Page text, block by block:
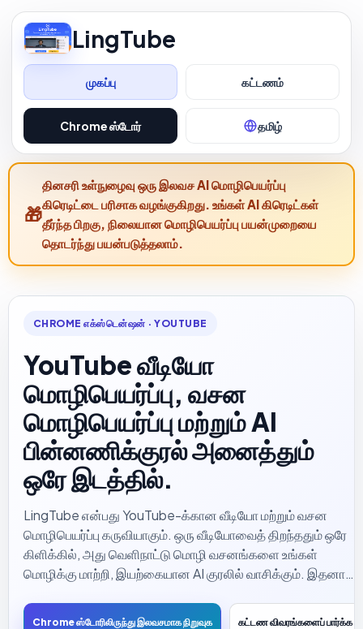
LingTube
முகப்பு கட்டணம்
Chrome ஸ்டோர் தமிழ்
தினசரி உள்நுழைவு ஒரு இலவச AI மொழிபெயர்ப்பு
கிரெடிட்டை பரிசாக வழங்குகிறது. உங்கள் AI கிரெடிட்கள்
தீர்ந்த பிறகு, நிலையான மொழிபெயர்ப்பு பயன்முறையை
தொடர்ந்து பயன்படுத்தலாம்.
CHROME எக்ஸ்டென்ஷன் · YOUTUBE
YouTube வீடியோ
மொழிபெயர்ப்பு, வசன
மொழிபெயர்ப்பு மற்றும் AI
பின்னணிக்குரல் அனைத்தும்
ஒரே இடத்தில்.
LingTube என்பது YouTube-க்கான வீடியோ மற்றும் வசன
மொழிபெயர்ப்பு கருவியாகும். ஒரு வீடியோவைத் திறந்ததும் ஒரே
கிளிக்கில், அது வெளிநாட்டு மொழி வசனங்களை உங்கள்
மொழிக்கு மாற்றி, இயற்கையான AI குரலில் வாசிக்கும். இதனால்
வேண்டிய அவசியமில்லை.
Chrome ஸ்டோரிலிருந்து இலவசமாக நிறுவுக கட்டண விவரங்களைப் பார்க்க